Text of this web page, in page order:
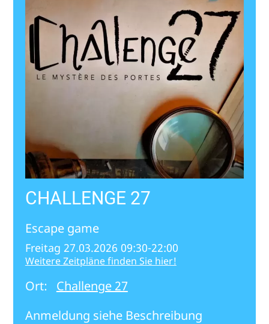
CHALLENGE 27
Escape game
Freitag 27.03.2026 09:30-22:00
Weitere Zeitpläne finden Sie hier!
Ort:
Challenge 27
Anmeldung siehe Beschreibung